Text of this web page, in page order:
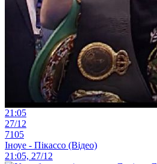
21:05
27/12
7105
Іноуе - Пікассо (Відео)
21:05, 27/12